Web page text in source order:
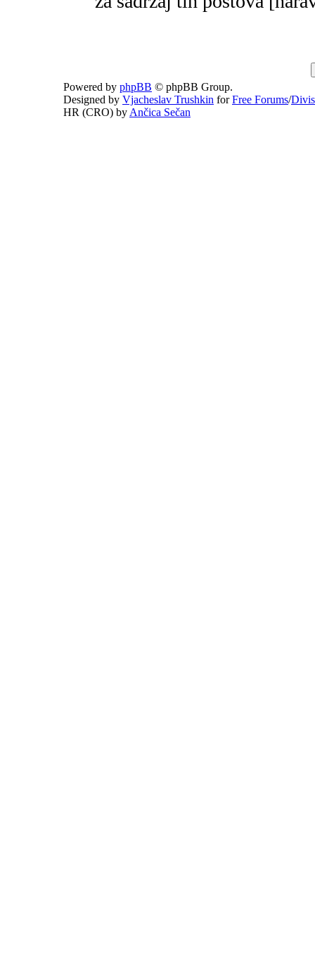
Powered by phpBB © phpBB Group.
Designed by Vjacheslav Trushkin forFree Forums/
HR (CRO) by Ančica Sečan